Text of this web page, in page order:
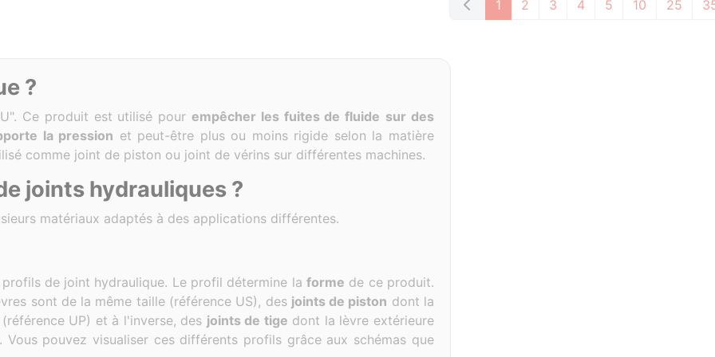
1 2 3 4 5 10 25
?
Ce produit est utilisé pour empêcher les fuites de fluide sur des
la pression et peut-être plus ou moins rigide selon la matière
comme joint de piston ou joint de vérins sur différentes machines.
joints hydrauliques ?
matériaux adaptés à des applications différentes.
de joint hydraulique. Le profil détermine la forme de ce produit.
sont de la même taille (référence US), des joints de piston dont la
UP) et à l'inverse, des joints de tige dont la lèvre extérieure
pouvez visualiser ces différents profils grâce aux schémas que